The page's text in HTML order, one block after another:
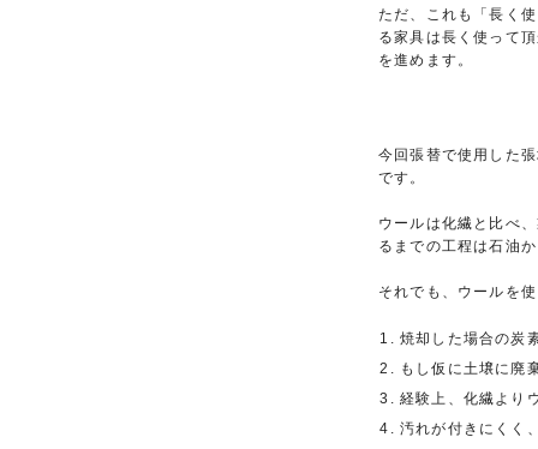
ただ、これも「長く
る家具は長く使って
を進めます。
今回張替で使用した
です。
ウールは化繊と比べ
るまでの工程は石油
それでも、ウールを
焼却した場合の炭
もし仮に土壌に廃
経験上、化繊より
汚れが付きにくく